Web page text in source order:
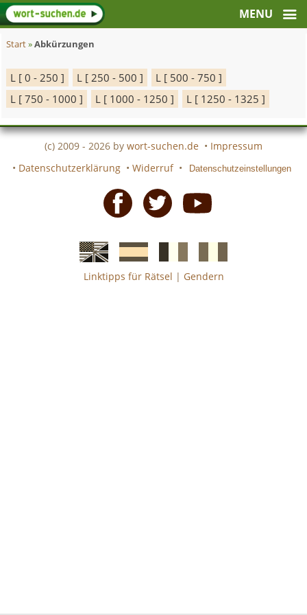
Start»Abkürzungen
L [ 0 - 250 ] L [ 250 - 500 ]
L [ 500 - 750 ]
L [ 750 - 1000 ]
L [ 1000 - 1250 ] L [ 1250 - 1325 ]
(c) 2009 - 2026 by wort-suchen.de • Impressum
• Datenschutzerklärung • Widerruf • Datenschutzeinstellungen
EnglischeSpanischefranzösicheitalienische
Linktipps für Rätsel | Gendern